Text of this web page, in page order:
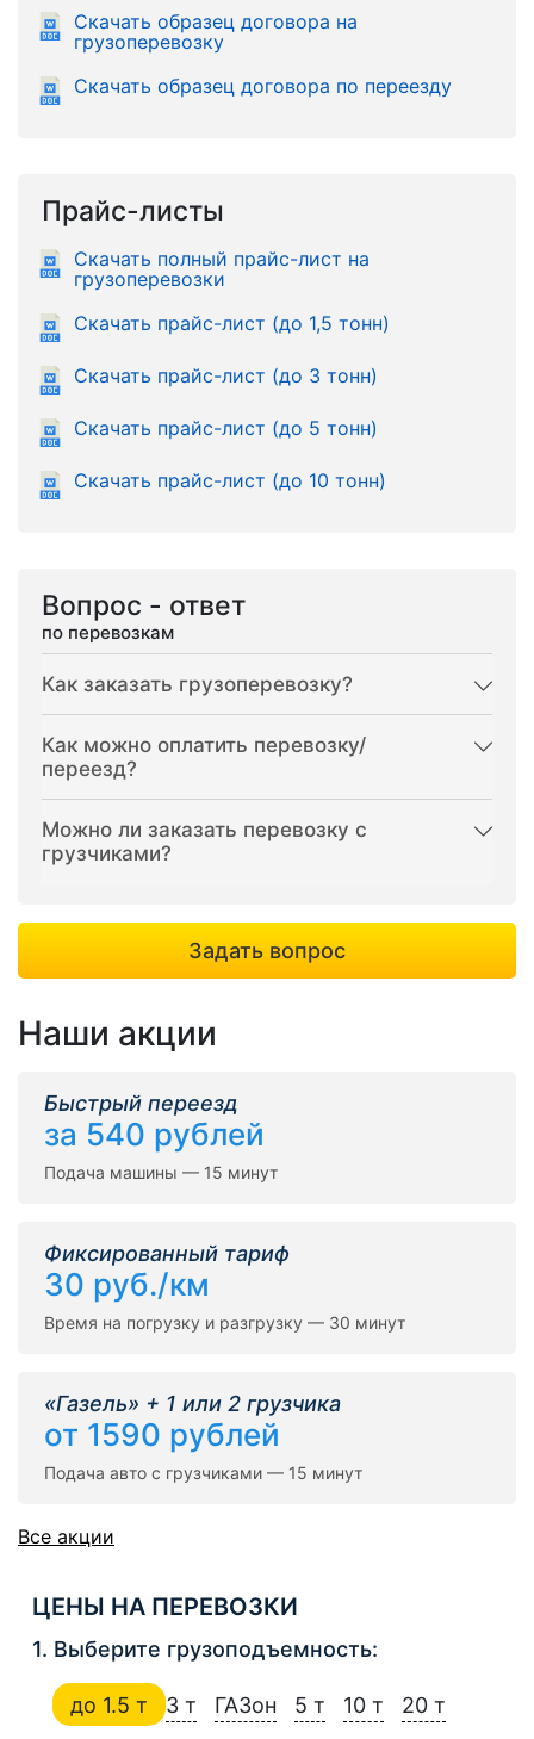
Скачать образец договора на
грузоперевозку
Скачать образец договора по переезду
Прайс-листы
Скачать полный прайс-лист на
грузоперевозки
Скачать прайс-лист (до 1,5 тонн)
Скачать прайс-лист (до 3 тонн)
Скачать прайс-лист (до 5 тонн)
Скачать прайс-лист (до 10 тонн)
Вопрос - ответ
по перевозкам
Как заказать грузоперевозку?
Как можно оплатить перевозку/
переезд?
Можно ли заказать перевозку с
грузчиками?
Задать вопрос
Наши акции
Быстрый переезд
за 540 рублей
Подача машины — 15 минут
Фиксированный тариф
30 руб./км
Время на погрузку и разгрузку — 30 минут
«Газель» + 1 или 2 грузчика
от 1590 рублей
Подача авто с грузчиками — 15 минут
Все акции
ЦЕНЫ НА ПЕРЕВОЗКИ
1. Выберите грузоподъемность:
до 1.5 т 3 т ГАЗон 5 т 10 т
20 т